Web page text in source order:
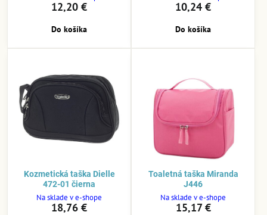
12,20 €
Do košíka
10,24 €
Do košíka
Kozmetická taška Dielle
472-01 čierna
Na sklade v e-shope
18,76 €
Toaletná taška Miranda
J446
Na sklade v e-shope
15,17 €